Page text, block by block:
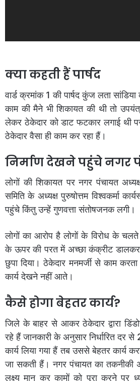
क्या कहती हैं पार्षद
वार्ड क्रमांक 1 की पार्षद कुंज लता
काम की मैने भी शिकायत की थी तो
लेकर ठेकेदार को डाट फटकार लगाई थी
ठेकेदार वैसा ही काम कर रहा हैं।
निर्माण देखने पहुंचे नगर
लोगों की शिकायत पर नगर पंचायत
समिति के अध्यक्ष पुरुषोत्तम विश्वकर्मा
पहुंचे किंतु उन्हें गुणवत्ता संतोषजनक लगी।
लोगों का आरोप है लोगों के विरोध के चलते
के ऊपर की परत में अच्छा कंक्रीट डालकर
छुपा दिया। ठेकेदार मनमर्जी से काम
कार्य देखने नहीं आते।
कैसे होगा बेहतर कार्य?
जिले के बाहर से आकर ठेकेदार द्वारा
रहे हैं जानकारी के अनुसार निर्धारित दर से
कार्य लिया गया हैं तब उससे बेहतर कार्य
जा सकती हैं। नगर पंचायत का तकनीकी
लक्ष्य मान कर कामों को पूरा करने पर